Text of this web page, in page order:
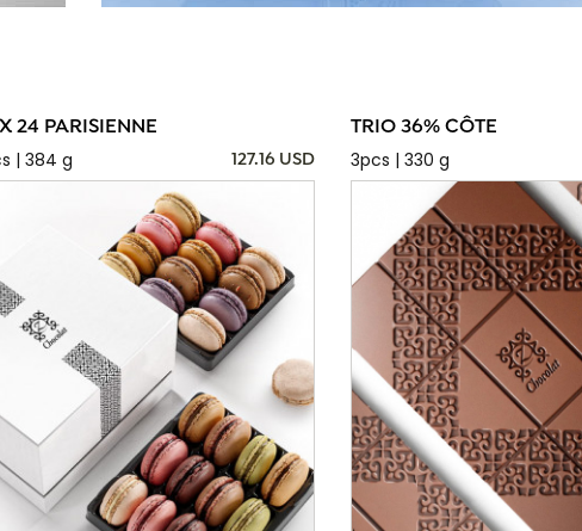
24 PARISIENNE
| 384 g
127.16 USD
TRIO 36% CÔTE
3pcs | 330 g